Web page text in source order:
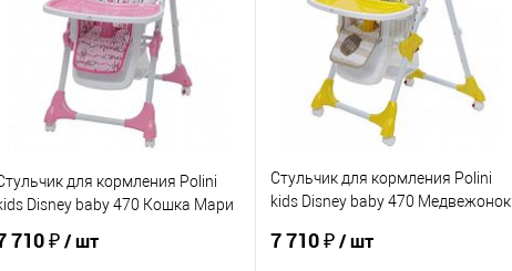
для кормления Polini
Disney baby 470 Кошка Мари
710 ₽/ шт
Стульчик для кормления Polini
kids Disney baby 470 Медвежонок
7 710 ₽/ шт